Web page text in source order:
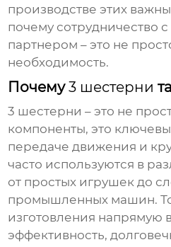
производстве этих
почему сотрудничество
партнером – это не
необходимость.
Почему3 шестерни
3 шестерни – это не
компоненты, это
передаче движения и
часто используются в
от простых игрушек до
промышленных машин.
изготовления напрямую
эффективность,